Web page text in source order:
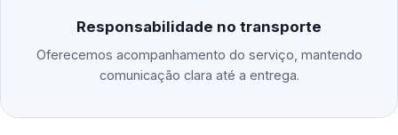
Responsabilidade no transporte
Oferecemos acompanhamento do serviço, mantendo
comunicação clara até a entrega.